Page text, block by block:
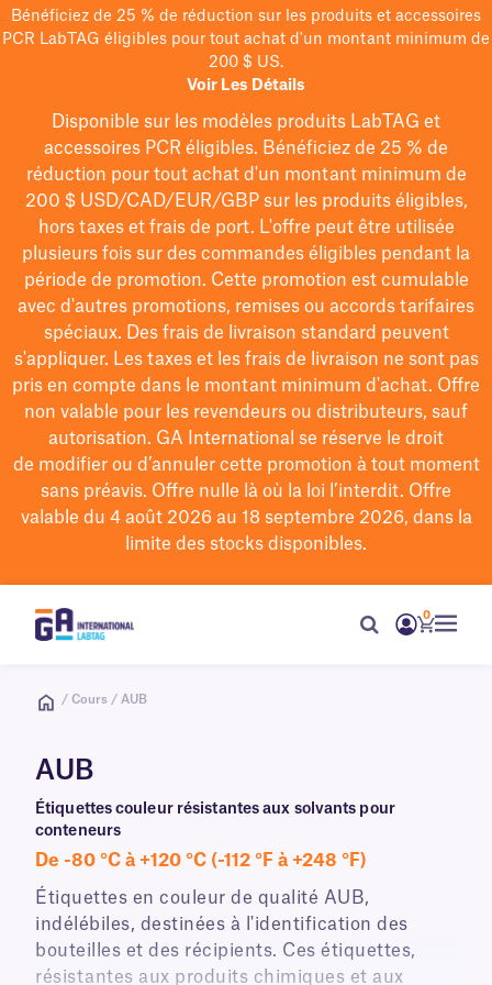
Bénéficiez de 25 % de réduction sur les produits et accessoires
PCR LabTAG éligibles pour tout achat d'un montant minimum de
200 $ US.
Voir Les Détails
Disponible sur les modèles produits LabTAG et
accessoires PCR éligibles. Bénéficiez de 25 % de
réduction pour tout achat d'un montant minimum de
200 $USD/CAD/EUR/GBPsur les produits éligibles,
hors taxes et frais de port. L'offre peut être utilisée
plusieurs fois sur des commandes éligibles pendant la
période de promotion. Cette promotion est cumulable
avec d'autres promotions, remises ou accords tarifaires
spéciaux. Des frais de livraison standard peuvent
s'appliquer. Les taxes et les frais de livraison ne sont pas
pris en compte dans le montant minimum d'achat. Offre
non valable pour les revendeurs ou distributeurs, sauf
autorisation. GA International se réserve le droit
de modifierou d’annuler cette promotion à tout moment
sans préavis. Offre nulle là où la loi l’interdit. Offre
valable du 4 août 2026 au 18 septembre 2026, dans la
limite des stocks disponibles.
0
/ Cours / AUB
AUB
Étiquettes couleur résistantes aux solvants pour
conteneurs
De -80 °C à +120 °C (-112 °F à +248 °F)
Étiquettes en couleur de qualité AUB,
indélébiles, destinées à l'identification des
bouteilles et des récipients. Ces étiquettes,
résistantes aux produits chimiques et aux